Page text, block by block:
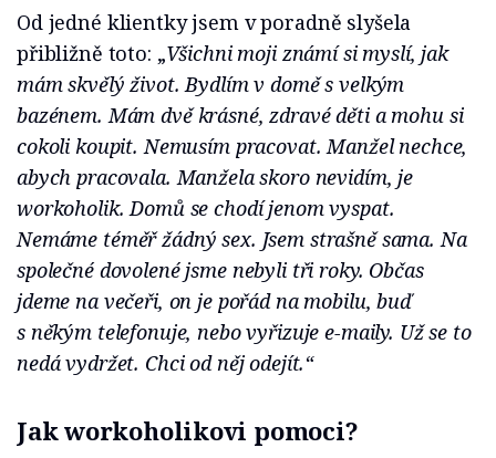
Od jedné klientky jsem v poradně slyšela
přibližně toto: „Všichni moji známí si myslí, jak
mám skvělý život. Bydlím v domě s velkým
bazénem. Mám dvě krásné, zdravé děti a mohu si
cokoli koupit. Nemusím pracovat. Manžel nechce,
abych pracovala. Manžela skoro nevidím, je
workoholik. Domů se chodí jenom vyspat.
Nemáme téměř žádný sex. Jsem strašně sama. Na
společné dovolené jsme nebyli tři roky. Občas
jdeme na večeři, on je pořád na mobilu, buď
s někým telefonuje, nebo vyřizuje e-maily. Už se to
nedá vydržet. Chci od něj odejít.“
Jak workoholikovi pomoci?